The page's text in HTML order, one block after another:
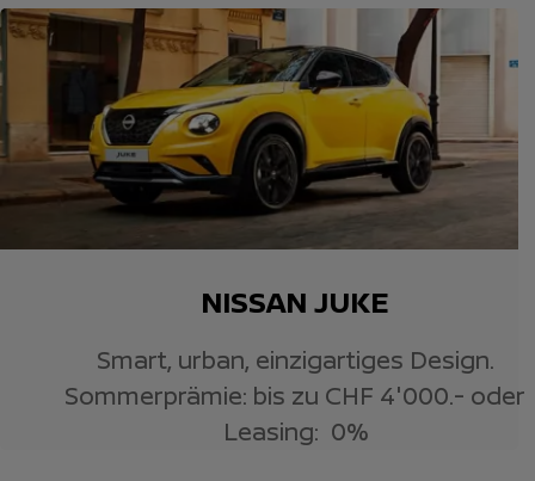
NISSAN JUKE
Smart, urban, einzigartiges Design.
Sommerprämie: bis zu CHF 4'000.- oder
Leasing: 0%